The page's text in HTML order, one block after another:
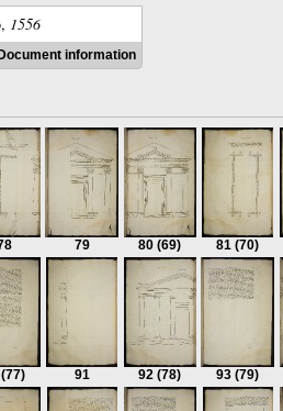
, 1556
Document information
79 80 (69) 81 (70)
(77) 91 92 (78) 93 (79)